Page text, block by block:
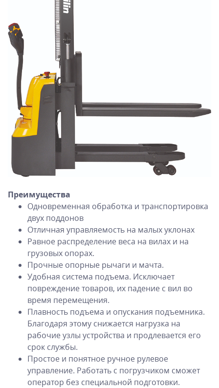
Преимущества
Одновременная обработка и транспортировка
двух поддонов
Отличная управляемость на малых уклонах
Равное распределение веса на вилах и на
грузовых опорах.
Прочные опорные рычаги и мачта.
Удобная система подъема. Исключает
повреждение товаров, их падение с вил во
время перемещения.
Плавность подъема и опускания подъемника.
Благодаря этому снижается нагрузка на
рабочие узлы устройства и продлевается его
срок службы.
Простое и понятное ручное рулевое
управление. Работать с погрузчиком сможет
оператор без специальной подготовки.